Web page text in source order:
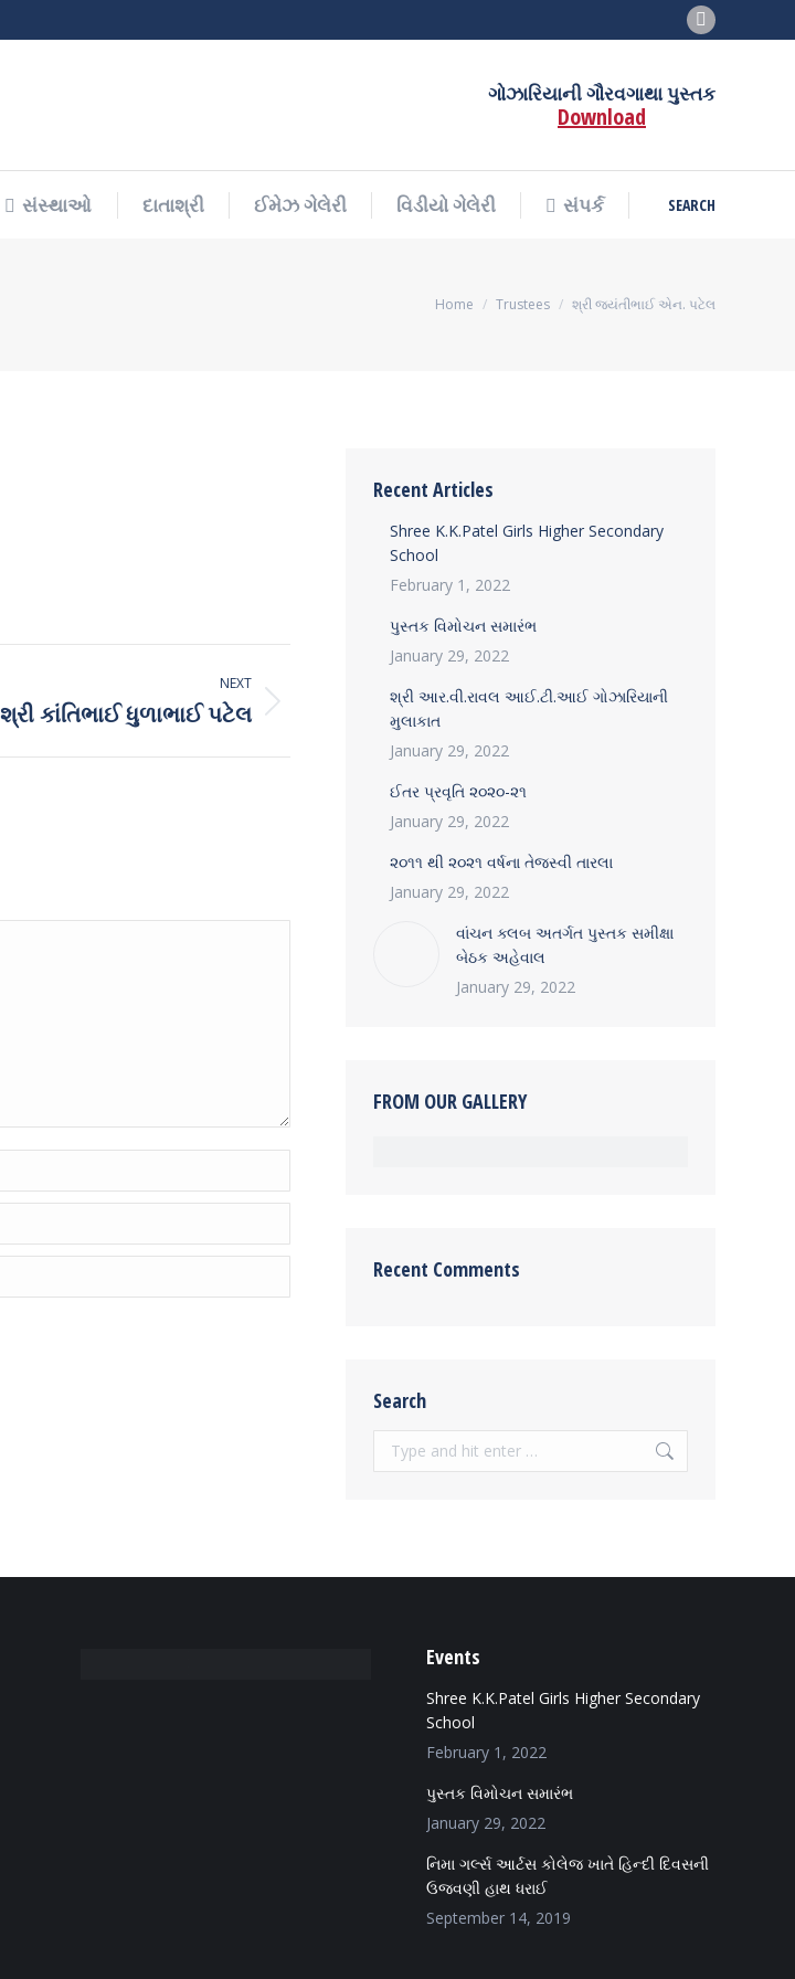
Facebook
opens
window
ગોઝારિયાની ગૌરવગાથા પુસ્તક
Download
સંસ્થાઓ દાતાશ્રી ઈમેઝ ગેલેરી વિડીયો ગેલેરી સંપર્ક Search:
SEARCH
You are here:
Home Trustees શ્રી જયંતીભાઈ એન. પટેલ
NEXT
શ્રી કાંતિભાઈ ધુળાભાઈ પટેલ
Recent Articles
Shree K.K.Patel Girls Higher Secondary
School
February 1, 2022
પુસ્તક વિમોચન સમારંભ
January 29, 2022
શ્રી આર.વી.રાવલ આઈ.ટી.આઈ ગોઝારિયાની
મુલાકાત
January 29, 2022
ઈતર પ્રવૃતિ ૨૦૨૦-૨૧
January 29, 2022
૨૦૧૧ થી ૨૦૨૧ વર્ષના તેજસ્વી તારલા
January 29, 2022
વાંચન ક્લબ અતર્ગત પુસ્તક સમીક્ષા
બેઠક અહેવાલ
January 29, 2022
FROM OUR GALLERY
Recent Comments
Search
Search:
Events
Shree K.K.Patel Girls Higher Secondary
School
February 1, 2022
પુસ્તક વિમોચન સમારંભ
January 29, 2022
નિમા ગર્લ્સ આર્ટસ કોલેજ ખાતે હિન્દી દિવસની
ઉજવણી હાથ ધરાઈ
September 14, 2019
સંસ્થાઓ દાતાશ્રી ઈમેઝ ગેલેરી વિડીયો ગેલેરી સંપર્ક Search:
SEARCH